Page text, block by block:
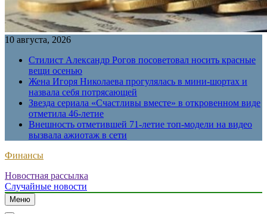
10 августа, 2026
Стилист Александр Рогов посоветовал носить красные
вещи осенью
Жена Игоря Николаева прогулялась в мини-шортах и
назвала себя потрясающей
Звезда сериала «Счастливы вместе» в откровенном виде
отметила 46-летие
Внешность отметившей 71-летие топ-модели на видео
вызвала ажиотаж в сети
Финансы
Новостная рассылка
Случайные новости
Меню